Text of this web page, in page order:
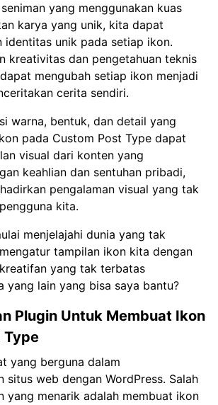
yang menggunakan kuas
karya yang unik, kita dapat
identitas unik pada setiap ikon.
kreativitas dan pengetahuan teknis
mengubah setiap ikon menjadi
cerita sendiri.
warna, bentuk, dan detail yang
pada Custom Post Type dapat
visual dari konten yang
keahlian dan sentuhan pribadi,
pengalaman visual yang tak
kita.
menjelajahi dunia yang tak
tampilan ikon kita dengan
yang tak terbatas
yang lain yang bisa saya bantu?
Plugin Untuk Membuat Ikon
Type
yang berguna dalam
situs web dengan WordPress. Salah
yang menarik adalah membuat ikon